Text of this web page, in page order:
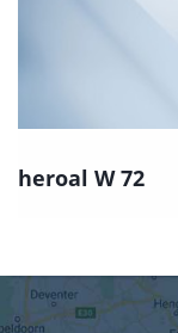
heroal W 72